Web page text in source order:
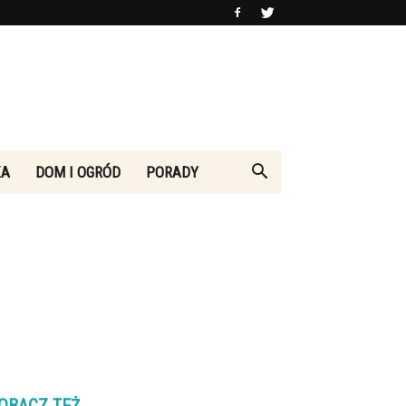
DOM I OGRÓD PORADY